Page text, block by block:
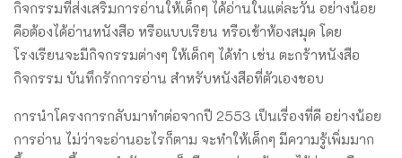
กิจกรรมที่ส่งเสริมการอ่านให้เด็กๆ ได้อ่านในแต่ละวัน อย่างน้อย
คือต้องได้อ่านหนังสือ หรือแบบเรียน หรือเข้าห้องสมุด โดย
โรงเรียนจะมีกิจกรรมต่างๆ ให้เด็กๆ ได้ทำ เช่น ตะกร้าหนังสือ
กิจกรรม บันทึกรักการอ่าน สำหรับหนังสือที่ตัวเองชอบ
การนำโครงการกลับมาทำต่อจากปี 2553 เป็นเรื่องที่ดี อย่างน้อย
การอ่าน ไม่ว่าจะอ่านอะไรก็ตาม จะทำให้เด็กๆ มีความรู้เพิ่มมาก